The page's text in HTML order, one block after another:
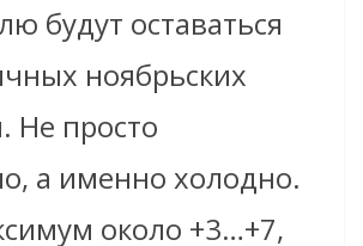
будут оставаться
ноябрьских
Не просто
а именно холодно.
около +3…+7,